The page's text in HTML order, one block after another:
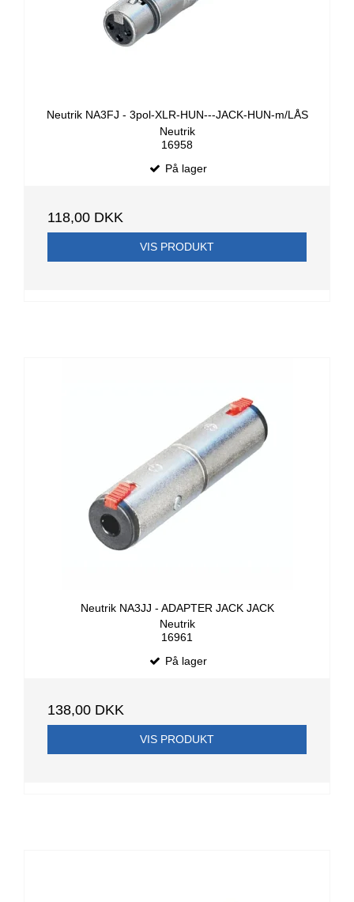
Neutrik NA3FJ - 3pol-XLR-HUN---JACK-HUN-m/LÅS
Neutrik
16958
På lager
118,00 DKK
VIS PRODUKT
Neutrik NA3JJ - ADAPTER JACK JACK
Neutrik
16961
På lager
138,00 DKK
VIS PRODUKT